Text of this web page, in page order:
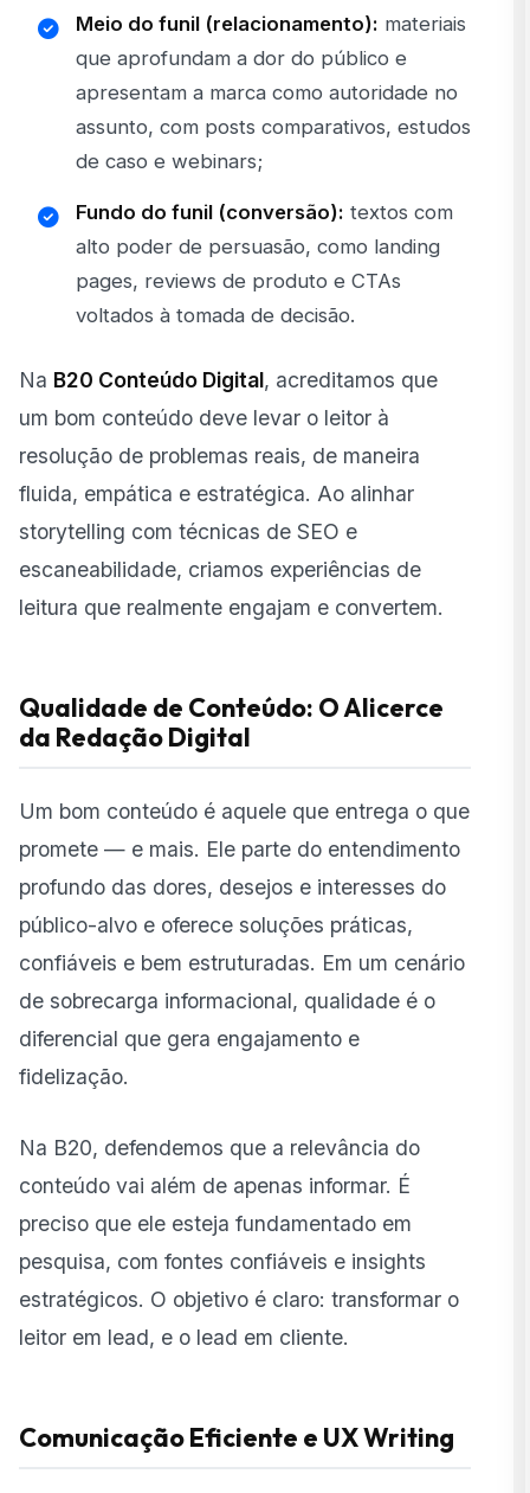
Meio do funil (relacionamento): materiais
que aprofundam a dor do público e
apresentam a marca como autoridade no
assunto, com posts comparativos, estudos
de caso e webinars;
Fundo do funil (conversão): textos com
alto poder de persuasão, como landing
pages, reviews de produto e CTAs
voltados à tomada de decisão.
Na B20 Conteúdo Digital, acreditamos que
um bom conteúdo deve levar o leitor à
resolução de problemas reais, de maneira
fluida, empática e estratégica. Ao alinhar
storytelling com técnicas de SEO e
escaneabilidade, criamos experiências de
leitura que realmente engajam e convertem.
Qualidade de Conteúdo: O Alicerce
da Redação Digital
Um bom conteúdo é aquele que entrega o que
promete — e mais. Ele parte do entendimento
profundo das dores, desejos e interesses do
público-alvo e oferece soluções práticas,
confiáveis e bem estruturadas. Em um cenário
de sobrecarga informacional, qualidade é o
diferencial que gera engajamento e
fidelização.
Na B20, defendemos que a relevância do
conteúdo vai além de apenas informar. É
preciso que ele esteja fundamentado em
pesquisa, com fontes confiáveis e insights
estratégicos. O objetivo é claro: transformar o
leitor em lead, e o lead em cliente.
Comunicação Eficiente e UX Writing